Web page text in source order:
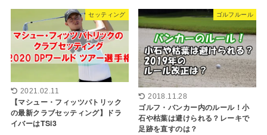
セッティング
2021.02.11
【マシュー・フィッツパトリック
の最新クラブセッティング】ドラ
イバーはTSi3
ゴルフルール
2018.11.28
ゴルフ・バンカー内のルール！小
石や枯葉は避けられる？レーキで
足跡を直すのは？